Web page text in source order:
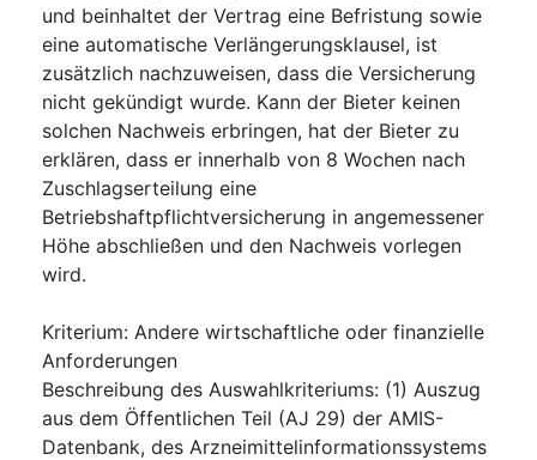
und beinhaltet der Vertrag eine Befristung sowie
eine automatische Verlängerungsklausel, ist
zusätzlich nachzuweisen, dass die Versicherung
nicht gekündigt wurde. Kann der Bieter keinen
solchen Nachweis erbringen, hat der Bieter zu
erklären, dass er innerhalb von 8 Wochen nach
Zuschlagserteilung eine
Betriebshaftpflichtversicherung in angemessener
Höhe abschließen und den Nachweis vorlegen
wird.
Kriterium: Andere wirtschaftliche oder finanzielle
Anforderungen
Beschreibung des Auswahlkriteriums: (1) Auszug
aus dem Öffentlichen Teil (AJ 29) der AMIS-
Datenbank, des Arzneimittelinformationssystems